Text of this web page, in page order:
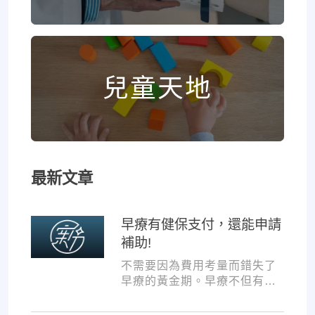
兒童天地
最新文章
早療有健保支付，還能申請
補助!
不需要因為費用考量而錯失了
早療的黃金期。早療不但有健
與療育訓練補助，把握資源，